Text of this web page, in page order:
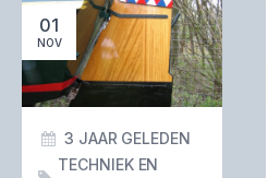
01
NOV
3 JAAR GELEDEN
TECHNIEK EN